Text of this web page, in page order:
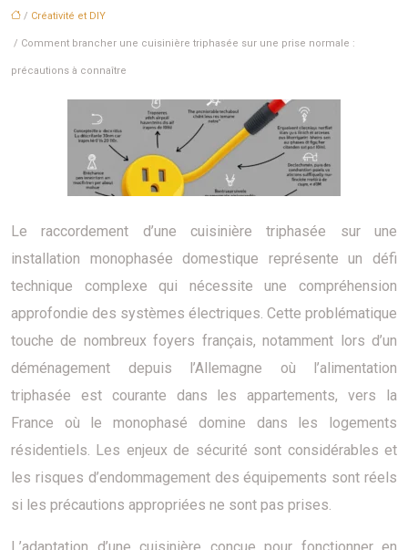
/ Créativité et DIY
/ Comment brancher une cuisinière triphasée sur une prise normale :
précautions à connaître
Le raccordement d’une cuisinière triphasée sur une
installation monophasée domestique représente un défi
technique complexe qui nécessite une compréhension
approfondie des systèmes électriques. Cette problématique
touche de nombreux foyers français, notamment lors d’un
déménagement depuis l’Allemagne où l’alimentation
triphasée est courante dans les appartements, vers la
France où le monophasé domine dans les logements
résidentiels. Les enjeux de sécurité sont considérables et
les risques d’endommagement des équipements sont réels
si les précautions appropriées ne sont pas prises.